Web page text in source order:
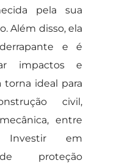
pela sua
Além disso, ela
e é
impactos e
torna ideal para
civil,
entre
Investir em
proteção